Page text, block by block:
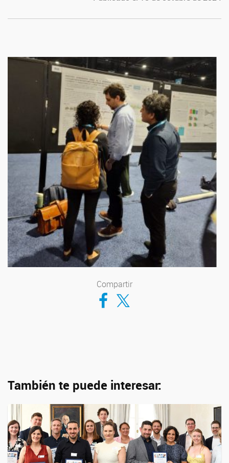
Compartir
Compartir en Facebook
Compartir en Twitter
También te puede interesar: